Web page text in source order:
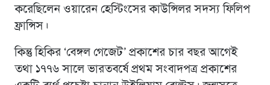
করেছিলেন ওয়ারেন হেস্টিংসের কাউন্সিলর সদস্য ফিলিপ
ফ্রান্সিস।
কিন্তু হিকির ‘বেঙ্গল গেজেট’ প্রকাশের চার বছর আগেই
তথা ১৭৭৬ সালে ভারতবর্ষে প্রথম সংবাদপত্র প্রকাশের